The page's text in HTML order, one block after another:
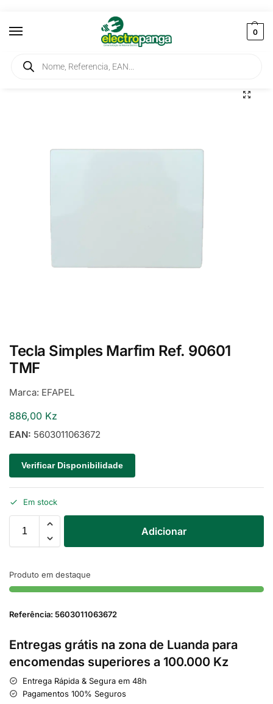
0
Início / Aparelhagem Terminal /
Tecla Simples Marfim Ref. 90601
TMF
Marca: EFAPEL
886,00 Kz
EAN: 5603011063672
Verificar Disponibilidade
Em stock
Adicionar
Produto em destaque
Referência: 5603011063672
Entregas grátis na zona de Luanda para
encomendas superiores a 100.000 Kz
Entrega Rápida & Segura em 48h
Pagamentos 100% Seguros